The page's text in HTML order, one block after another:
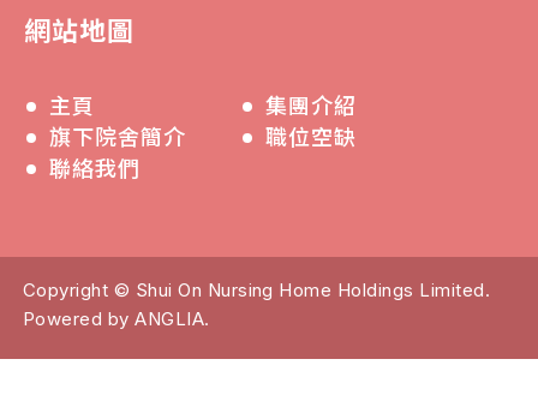
網站地圖
主頁
集團介紹
旗下院舍簡介
職位空缺
聯絡我們
Copyright © Shui On Nursing Home Holdings Limited.
Powered byANGLIA.